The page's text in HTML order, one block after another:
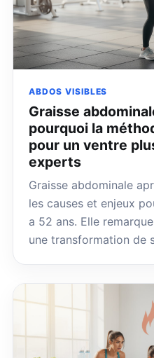
ABDOS VISIBLES
Graisse
pourquoi la
pour un ventre
experts
Graisse abdominale
les causes et enjeux
a 52 ans. Elle
une transformation de